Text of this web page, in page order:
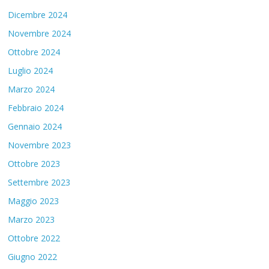
Dicembre 2024
Novembre 2024
Ottobre 2024
Luglio 2024
Marzo 2024
Febbraio 2024
Gennaio 2024
Novembre 2023
Ottobre 2023
Settembre 2023
Maggio 2023
Marzo 2023
Ottobre 2022
Giugno 2022